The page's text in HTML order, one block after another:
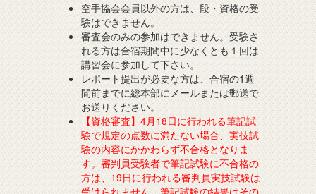
空手協会会員以外の方は、段・資格の受
験はできません。
審査会のみの参加はできません。受験さ
れる方は合宿期間中に少なくとも１回は
講習会に参加して下さい。
レポート提出が必要な方は、合宿の1週
間前までに総本部にメールまたは郵送で
お送りください。
【資格審査】4月18日に行われる筆記試
験で規定の点数に満たない場合、実技試
験の内容にかかわらず不合格となりま
す。審判員受験者で筆記試験に不合格の
方は、19日に行われる審判員実技試験は
受けられません。筆記試験の結果はその